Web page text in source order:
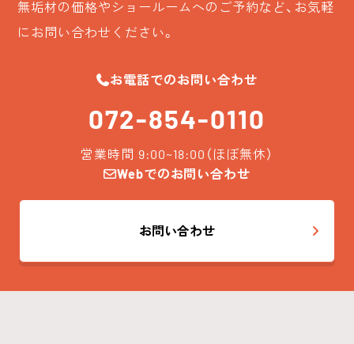
無垢材の価格やショールームへのご予約など、お気軽
にお問い合わせください。
お電話でのお問い合わせ
072-854-0110
営業時間 9:00~18:00（ほぼ無休）
Webでのお問い合わせ
お問い合わせ